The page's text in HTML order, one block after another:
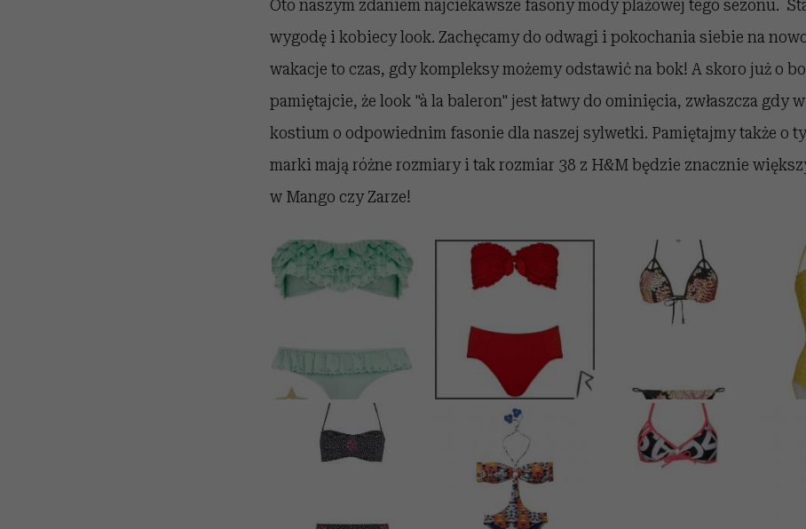
Oto naszym zdaniem najciekawsze fasony mody plażowej tego sezonu.
wygodę i kobiecy look. Zachęcamy do odwagi i pokochania siebie na
wakacje to czas, gdy kompleksy możemy odstawić na bok! A skoro już o
pamiętajcie, że look "à la baleron" jest łatwy do ominięcia, zwłaszcza gdy
kostium o odpowiednim fasonie dla naszej sylwetki. Pamiętajmy także o
marki mają różne rozmiary i tak rozmiar 38 z H&M będzie znacznie
w Mango czy Zarze!